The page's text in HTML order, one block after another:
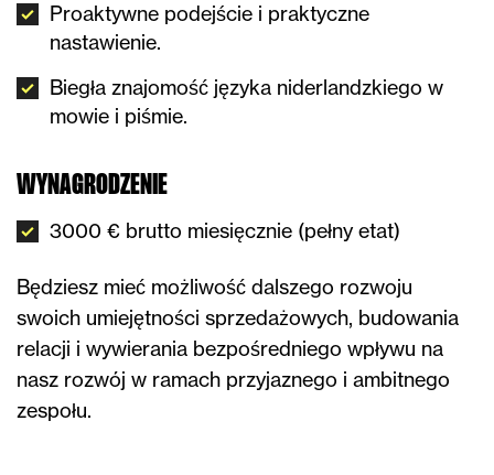
Proaktywne podejście i praktyczne
nastawienie.
Biegła znajomość języka niderlandzkiego w
mowie i piśmie.
WYNAGRODZENIE
3000 € brutto miesięcznie (pełny etat)
Będziesz mieć możliwość dalszego rozwoju
swoich umiejętności sprzedażowych, budowania
relacji i wywierania bezpośredniego wpływu na
nasz rozwój w ramach przyjaznego i ambitnego
zespołu.